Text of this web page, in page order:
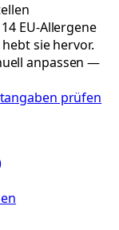
EU-Allergene
sie hervor.
anpassen —
prüfen